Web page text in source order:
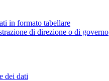
in formato tabellare
di direzione o di governo
dei dati